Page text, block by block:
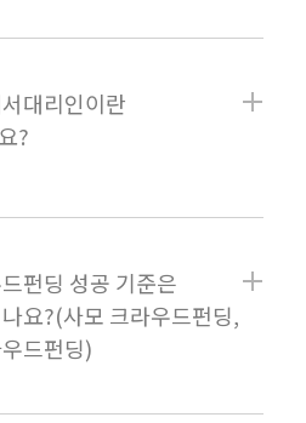
대리인이란
?
펀딩 성공 기준은
요?(사모 크라우드펀딩,
드펀딩)